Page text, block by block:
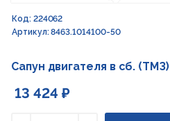
Код: 224062
Артикул: 8463.1014100-50
Сапун двигателя в сб. (ТМЗ)
13 424 ₽